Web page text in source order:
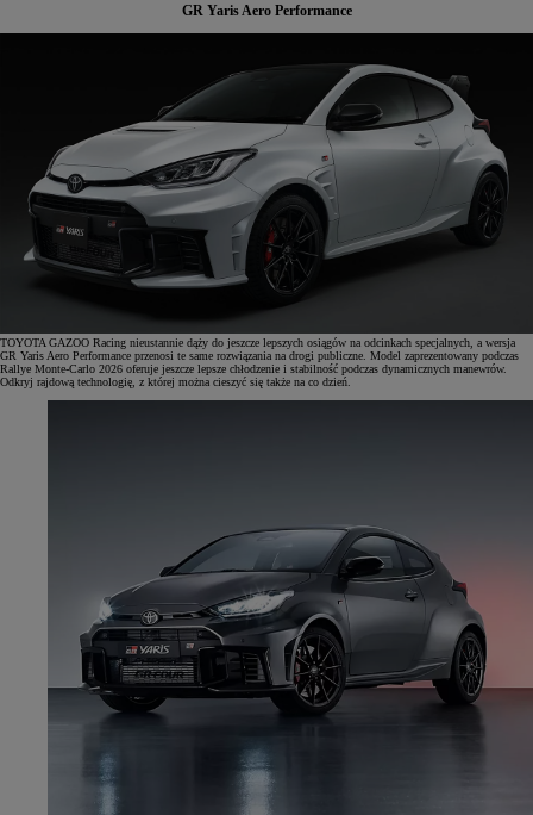
GR Yaris Aero Performance
TOYOTA GAZOO Racing nieustannie dąży do jeszcze lepszych osiągów na odcinkach specjalnych, a wersja
GR Yaris Aero Performance przenosi te same rozwiązania na drogi publiczne. Model zaprezentowany podczas
Rallye Monte-Carlo 2026 oferuje jeszcze lepsze chłodzenie i stabilność podczas dynamicznych manewrów.
Odkryj rajdową technologię, z której można cieszyć się także na co dzień.